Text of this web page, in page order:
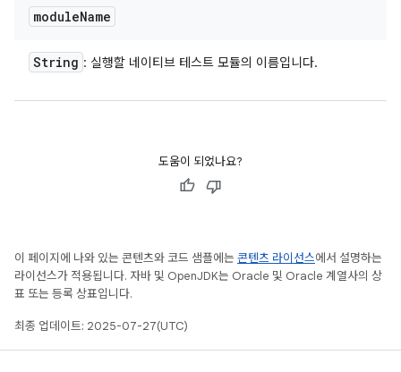
moduleName
String : 실행할 네이티브 테스트 모듈의 이름입니다.
도움이 되었나요?
이 페이지에 나와 있는 콘텐츠와 코드 샘플에는 콘텐츠 라이선스에서 설명하는
라이선스가 적용됩니다. 자바 및 OpenJDK는 Oracle 및 Oracle 계열사의 상
표 또는 등록 상표입니다.
최종 업데이트: 2025-07-27(UTC)